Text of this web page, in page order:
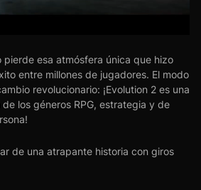
pierde esa atmósfera única que hizo
entre millones de jugadores. El modo
revolucionario: ¡Evolution 2 es una
los géneros RPG, estrategia y de
de una atrapante historia con giros